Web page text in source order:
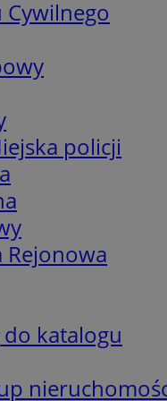
Cywilnego
policji
katalogu